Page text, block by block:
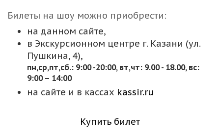
Билеты на шоу можно приобрести:
на данном сайте,
в Экскурсионном центре г. Казани (ул.
Пушкина, 4),
пн,cр,пт,сб.: 9:00 -20:00, вт,чт: 9.00 - 18.00, вс:
9:00 – 14:00
на сайте и в кассах kassir.ru
Купить билет